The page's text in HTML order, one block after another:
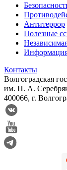
Антитеррор
Полезные
Контакты
Волгоградская
им. П. А.
400066, г.